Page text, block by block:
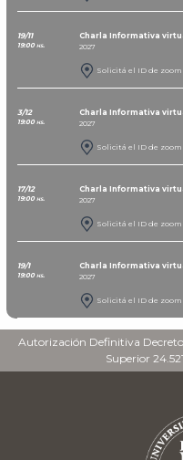
19/11
19:00 hs.
Charla Informativa
2027
Solicitá el ID de
3/12
19:00 hs.
Charla Informativa
2027
Solicitá el ID de
17/12
19:00 hs.
Charla Informativa
2027
Solicitá el ID de
19/1
19:00 hs.
Charla Informativa
2027
Solicitá el ID de
Autorización Definitiva Decreto
Superior